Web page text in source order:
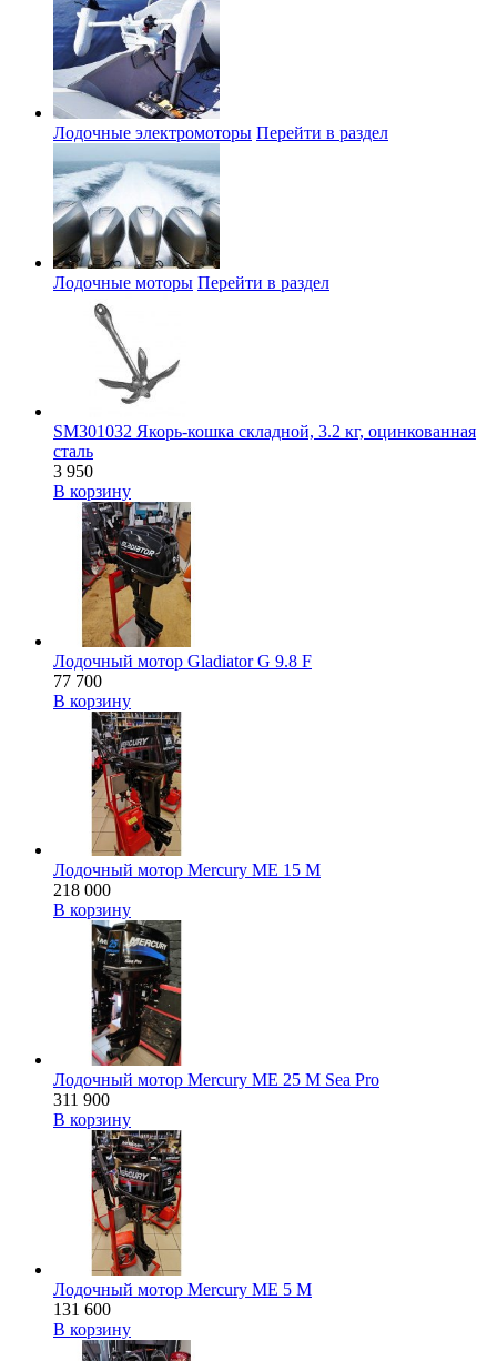
Лодочные электромоторы Перейти в раздел
Лодочные моторы Перейти в раздел
SM301032 Якорь-кошка складной, 3.2 кг, оцинкованная
сталь
3 950
В корзину
Лодочный мотор Gladiator G 9.8 F
77 700
В корзину
Лодочный мотор Mercury ME 15 M
218 000
В корзину
Лодочный мотор Mercury ME 25 M Sea Pro
311 900
В корзину
Лодочный мотор Mercury ME 5 M
131 600
В корзину